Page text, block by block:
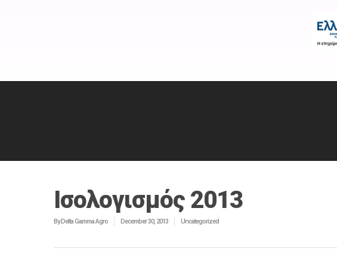
Ισολογισμός 2013
ByDelta Gamma Agro December 30, 2013 Uncategorized